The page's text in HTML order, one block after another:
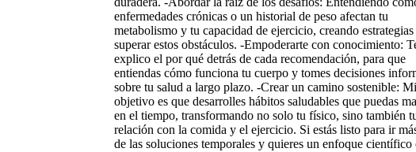
enfermedades crónicas o un historial de peso afectan tu
metabolismo y tu capacidad de ejercicio, creando estrategias
superar estos obstáculos. -Empoderarte con conocimiento:
explico el por qué detrás de cada recomendación, para que
entiendas cómo funciona tu cuerpo y tomes decisiones
sobre tu salud a largo plazo. -Crear un camino sostenible: Mi
objetivo es que desarrolles hábitos saludables que puedas
en el tiempo, transformando no solo tu físico, sino también
relación con la comida y el ejercicio. Si estás listo para ir
de las soluciones temporales y quieres un enfoque científico